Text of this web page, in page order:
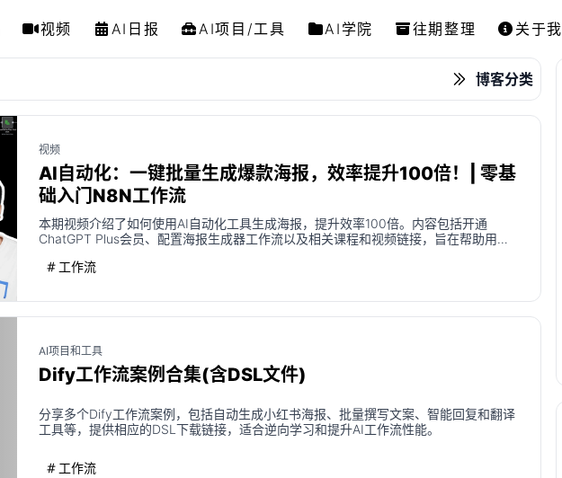
视频 AI日报 AI项目/工具 AI学院 往期整理 关于我
博客分类
视频
AI自动化：一键批量生成爆款海报，效率提升100倍！| 零基
础入门N8N工作流
本期视频介绍了如何使用AI自动化工具生成海报，提升效率100倍。内容包括开通
ChatGPT Plus会员、配置海报生成器工作流以及相关课程和视频链接，旨在帮助用户
工作流
AI项目和工具
Dify工作流案例合集(含DSL文件)
分享多个Dify工作流案例，包括自动生成小红书海报、批量撰写文案、智能回复和翻译
工具等，提供相应的DSL下载链接，适合逆向学习和提升AI工作流性能。
工作流